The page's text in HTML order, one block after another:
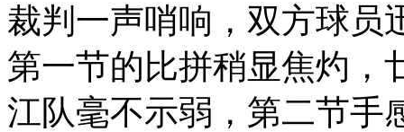
裁判一声哨响，双方球员
第一节的比拼稍显焦灼，
江队毫不示弱，第二节手